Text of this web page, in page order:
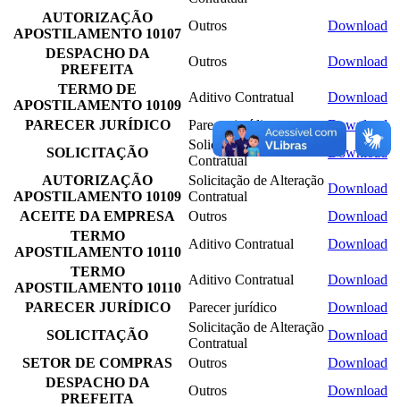
AUTORIZAÇÃO
APOSTILAMENTO 10107
Outros
Download
DESPACHO DA
PREFEITA
Outros
Download
TERMO DE
APOSTILAMENTO 10109
Aditivo Contratual
Download
PARECER JURÍDICO
Parecer jurídico
Download
SOLICITAÇÃO
Solicitação de Alteração
Contratual
Download
AUTORIZAÇÃO
APOSTILAMENTO 10109
Solicitação de Alteração
Contratual
Download
ACEITE DA EMPRESA
Outros
Download
TERMO
APOSTILAMENTO 10110
Aditivo Contratual
Download
TERMO
APOSTILAMENTO 10110
Aditivo Contratual
Download
PARECER JURÍDICO
Parecer jurídico
Download
SOLICITAÇÃO
Solicitação de Alteração
Contratual
Download
SETOR DE COMPRAS
Outros
Download
DESPACHO DA
PREFEITA
Outros
Download